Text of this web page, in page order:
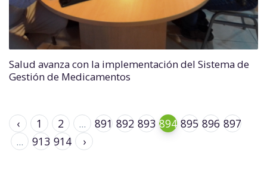
Salud avanza con la implementación del Sistema de
Gestión de Medicamentos
‹ 1 2 ... 891 892 893 894 895 896 897
...
913 914 ›